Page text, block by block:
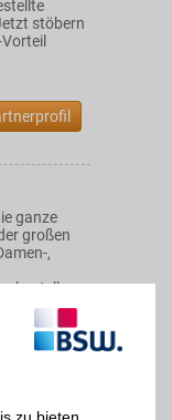
stöbern
ganze
großen
,
bestellen
begeistern
Mitglieder